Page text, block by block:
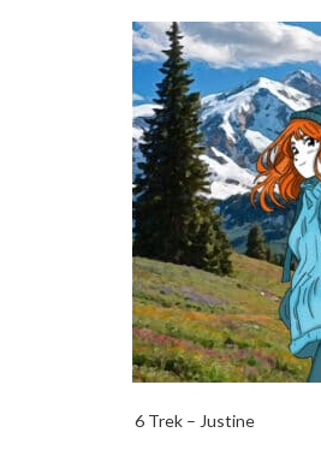
6 Trek – Justine